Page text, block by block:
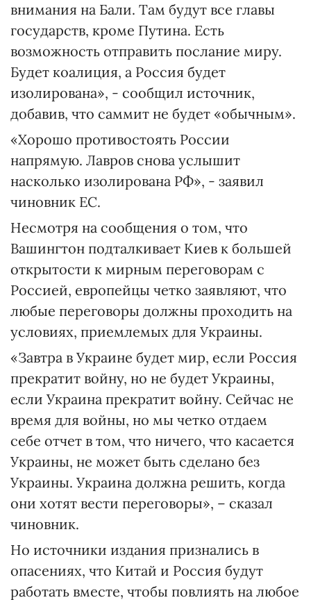
внимания на Бали. Там будут все главы
государств, кроме Путина. Есть
возможность отправить послание миру.
Будет коалиция, а Россия будет
изолирована», - сообщил источник,
добавив, что саммит не будет «обычным».
«Хорошо противостоять России
напрямую. Лавров снова услышит
насколько изолирована РФ», - заявил
чиновник ЕС.
Несмотря на сообщения о том, что
Вашингтон подталкивает Киев к большей
открытости к мирным переговорам с
Россией, европейцы четко заявляют, что
любые переговоры должны проходить на
условиях, приемлемых для Украины.
«Завтра в Украине будет мир, если Россия
прекратит войну, но не будет Украины,
если Украина прекратит войну. Сейчас не
время для войны, но мы четко отдаем
себе отчет в том, что ничего, что касается
Украины, не может быть сделано без
Украины. Украина должна решить, когда
они хотят вести переговоры», – сказал
чиновник.
Но источники издания признались в
опасениях, что Китай и Россия будут
работать вместе, чтобы повлиять на любое